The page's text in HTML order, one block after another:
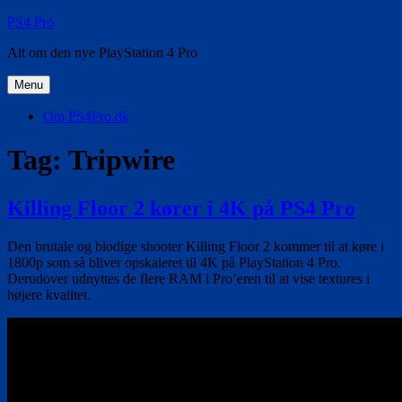
Videre
indhold
PS4 Pro
Alt om den nye PlayStation 4 Pro
Menu
Om PS4Pro.dk
Tag: Tripwire
Killing Floor 2 kører i 4K på PS4 Pro
Den brutale og blodige shooter Killing Floor 2 kommer til at køre i
1800p som så bliver opskaleret til 4K på PlayStation 4 Pro.
Derudover udnyttes de flere RAM i Pro’eren til at vise textures i
højere kvalitet.